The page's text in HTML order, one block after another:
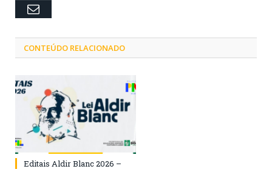
Email
CONTEÚDO RELACIONADO
Editais Aldir Blanc 2026 –